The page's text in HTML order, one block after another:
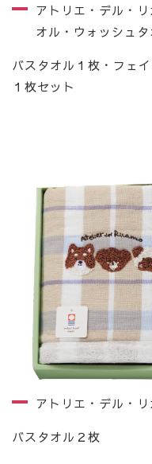
アトリエ・デル・
オル・ウォッシュ
バスタオル１枚・フェ
１枚セット
アトリエ・デル・
バスタオル２枚